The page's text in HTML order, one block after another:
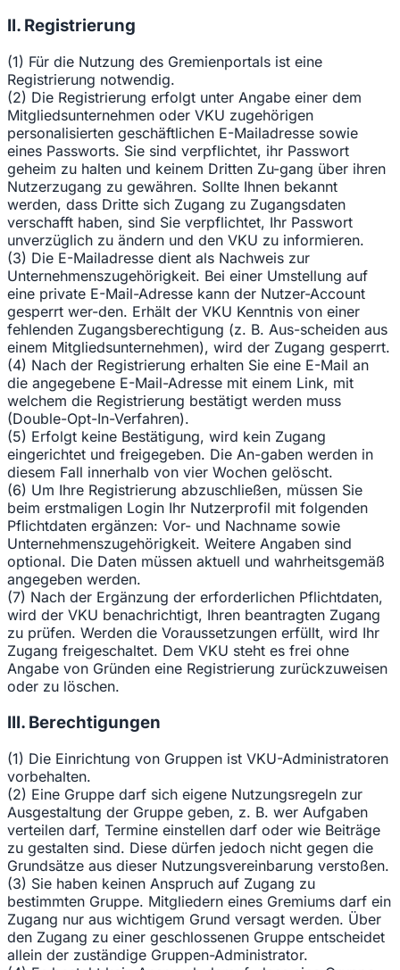
II. Registrierung
(1) Für die Nutzung des Gremienportals ist eine
Registrierung notwendig.
(2) Die Registrierung erfolgt unter Angabe einer dem
Mitgliedsunternehmen oder VKU zugehörigen
personalisierten geschäftlichen E-Mailadresse sowie
eines Passworts. Sie sind verpflichtet, ihr Passwort
geheim zu halten und keinem Dritten Zu-gang über ihren
Nutzerzugang zu gewähren. Sollte Ihnen bekannt
werden, dass Dritte sich Zugang zu Zugangsdaten
verschafft haben, sind Sie verpflichtet, Ihr Passwort
unverzüglich zu ändern und den VKU zu informieren.
(3) Die E-Mailadresse dient als Nachweis zur
Unternehmenszugehörigkeit. Bei einer Umstellung auf
eine private E-Mail-Adresse kann der Nutzer-Account
gesperrt wer-den. Erhält der VKU Kenntnis von einer
fehlenden Zugangsberechtigung (z. B. Aus-scheiden aus
einem Mitgliedsunternehmen), wird der Zugang gesperrt.
(4) Nach der Registrierung erhalten Sie eine E-Mail an
die angegebene E-Mail-Adresse mit einem Link, mit
welchem die Registrierung bestätigt werden muss
(Double-Opt-In-Verfahren).
(5) Erfolgt keine Bestätigung, wird kein Zugang
eingerichtet und freigegeben. Die An-gaben werden in
diesem Fall innerhalb von vier Wochen gelöscht.
(6) Um Ihre Registrierung abzuschließen, müssen Sie
beim erstmaligen Login Ihr Nutzerprofil mit folgenden
Pflichtdaten ergänzen: Vor- und Nachname sowie
Unternehmenszugehörigkeit. Weitere Angaben sind
optional. Die Daten müssen aktuell und wahrheitsgemäß
angegeben werden.
(7) Nach der Ergänzung der erforderlichen Pflichtdaten,
wird der VKU benachrichtigt, Ihren beantragten Zugang
zu prüfen. Werden die Voraussetzungen erfüllt, wird Ihr
Zugang freigeschaltet. Dem VKU steht es frei ohne
Angabe von Gründen eine Registrierung zurückzuweisen
oder zu löschen.
III. Berechtigungen
(1) Die Einrichtung von Gruppen ist VKU-Administratoren
vorbehalten.
(2) Eine Gruppe darf sich eigene Nutzungsregeln zur
Ausgestaltung der Gruppe geben, z. B. wer Aufgaben
verteilen darf, Termine einstellen darf oder wie Beiträge
zu gestalten sind. Diese dürfen jedoch nicht gegen die
Grundsätze aus dieser Nutzungsvereinbarung verstoßen.
(3) Sie haben keinen Anspruch auf Zugang zu
bestimmten Gruppe. Mitgliedern eines Gremiums darf ein
Zugang nur aus wichtigem Grund versagt werden. Über
den Zugang zu einer geschlossenen Gruppe entscheidet
allein der zuständige Gruppen-Administrator.